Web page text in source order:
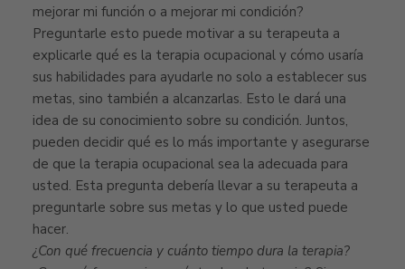
mejorar mi función o a mejorar mi condición?
Preguntarle esto puede motivar a su terapeuta a
explicarle qué es la terapia ocupacional y cómo usaría
sus habilidades para ayudarle no solo a establecer sus
metas, sino también a alcanzarlas. Esto le dará una
idea de su conocimiento sobre su condición. Juntos,
pueden decidir qué es lo más importante y asegurarse
de que la terapia ocupacional sea la adecuada para
usted. Esta pregunta debería llevar a su terapeuta a
preguntarle sobre sus metas y lo que usted puede
hacer.
¿Con qué frecuencia y cuánto tiempo dura la terapia?